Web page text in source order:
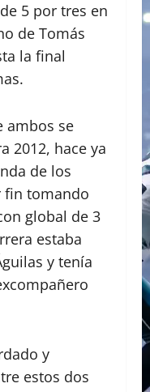
5 por tres en
de Tomás
la final
ambos se
2012, hace ya
de los
fin tomando
global de 3
estaba
y tenía
y
estos dos